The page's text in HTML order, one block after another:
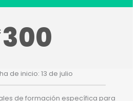
300
de inicio: 13 de julio
de formación específica para